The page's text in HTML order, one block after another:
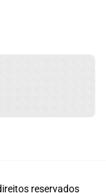
reservados